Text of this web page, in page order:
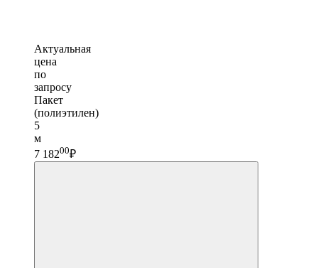
Актуальная
цена
по
запросу
Пакет
(полиэтилен)
5
м
7 18200₽